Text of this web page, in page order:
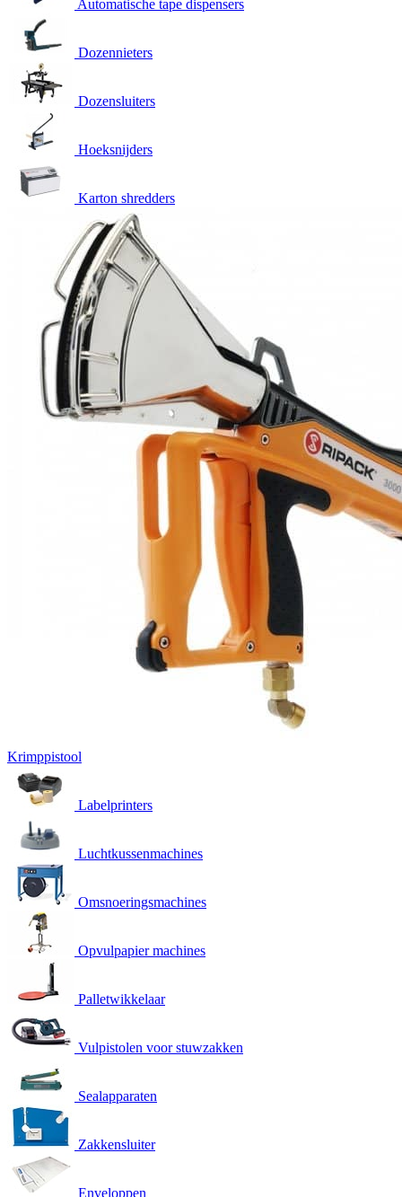
Automatische tape dispensers
Dozennieters
Dozensluiters
Hoeksnijders
Karton shredders
Krimppistool
Labelprinters
Luchtkussenmachines
Omsnoeringsmachines
Opvulpapier machines
Palletwikkelaar
Vulpistolen voor stuwzakken
Sealapparaten
Zakkensluiter
Enveloppen